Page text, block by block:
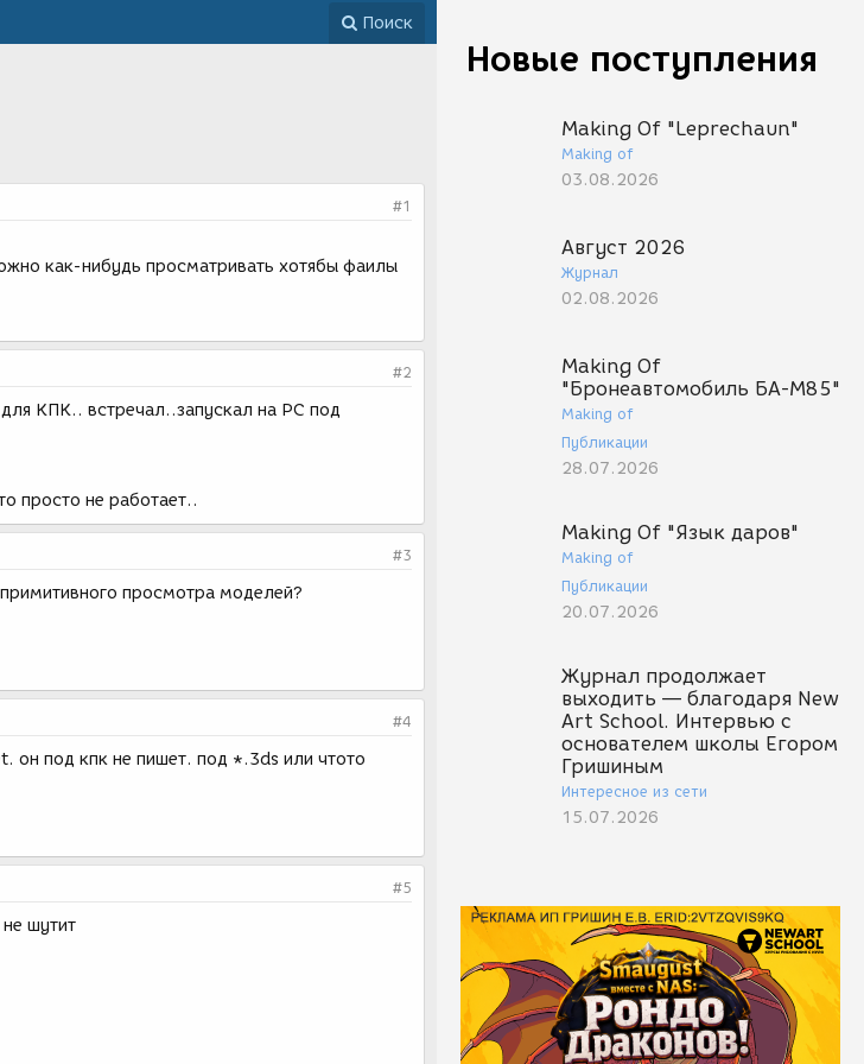
Новые поступления
Making Of "Leprechaun"
Making of
03.08.2026
Август 2026
Журнал
02.08.2026
Making Of
"Бронеавтомобиль БА-М85"
Making of
Публикации
28.07.2026
Making Of "Язык даров"
Making of
Публикации
20.07.2026
Журнал продолжает
выходить — благодаря New
Art School. Интервью с
основателем школы Егором
Гришиным
Интересное из сети
15.07.2026
Поиск
#1
как-нибудь просматривать хотябы фаилы
#2
КПК.. встречал..запускал на PC под
просто не работает..
#3
просмотра моделей?
#4
он под кпк не пишет. под *.3ds или чтото
#5
шутит